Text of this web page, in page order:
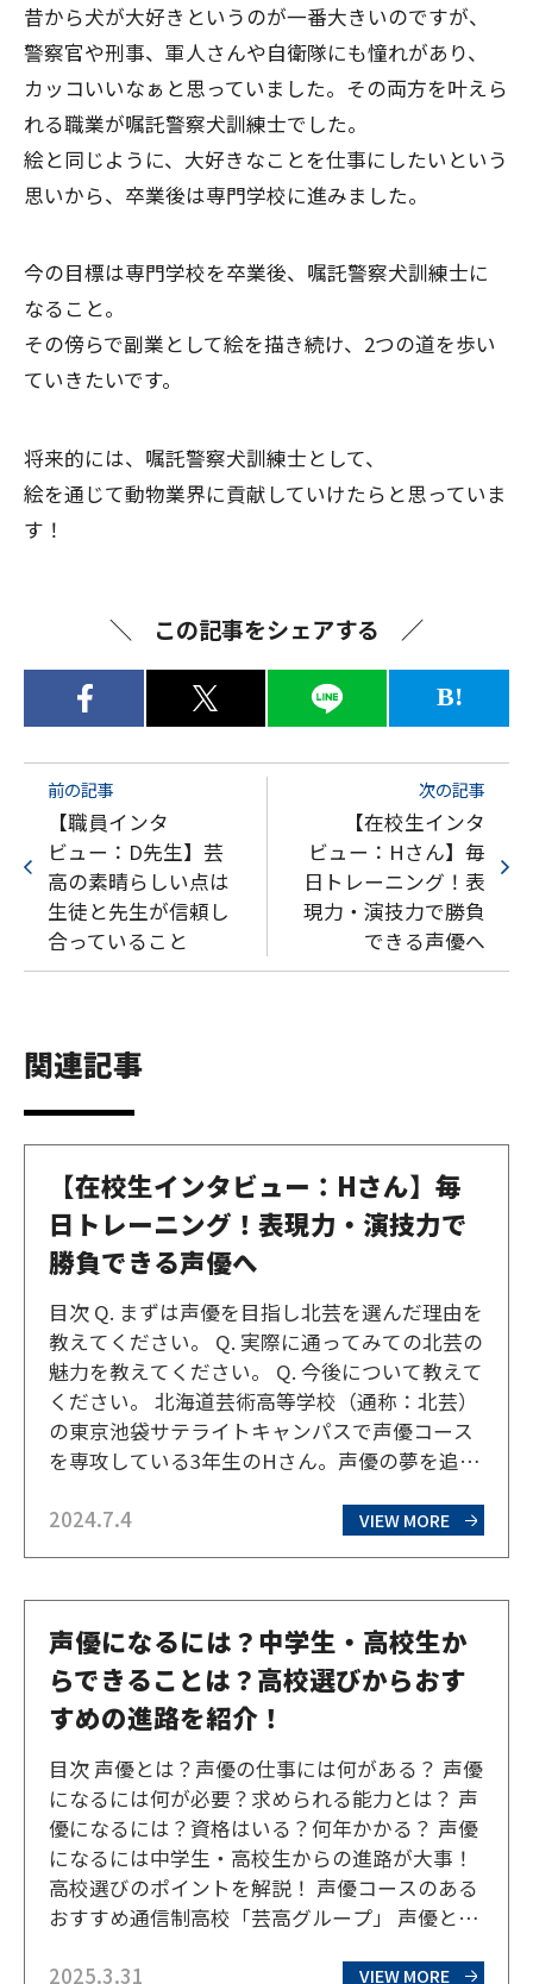
昔から犬が大好きというのが一番大きいのですが、
警察官や刑事、軍人さんや自衛隊にも憧れがあり、
カッコいいなぁと思っていました。その両方を叶えら
れる職業が嘱託警察犬訓練士でした。
絵と同じように、大好きなことを仕事にしたいという
思いから、卒業後は専門学校に進みました。
今の目標は専門学校を卒業後、嘱託警察犬訓練士に
なること。
その傍らで副業として絵を描き続け、2つの道を歩い
ていきたいです。
将来的には、嘱託警察犬訓練士として、
絵を通じて動物業界に貢献していけたらと思っていま
す！
この記事をシェアする
B!
前の記事
【職員インタ
ビュー：D先生】芸
高の素晴らしい点は
生徒と先生が信頼し
合っていること
次の記事
【在校生インタ
ビュー：Hさん】毎
日トレーニング！表
現力・演技力で勝負
できる声優へ
関連記事
【在校生インタビュー：Hさん】毎
日トレーニング！表現力・演技力で
勝負できる声優へ
目次 Q. まずは声優を目指し北芸を選んだ理由を
教えてください。 Q. 実際に通ってみての北芸の
魅力を教えてください。 Q. 今後について教えて
ください。 北海道芸術高等学校（通称：北芸）
の東京池袋サテライトキャンパスで声優コース
を専攻している3年生のHさん。声優の夢を追い
伺ってみた。 Q. まずは声優を目指し北芸を選ん
だ理由を教えてください。 声優に興味…
2024.7.4 VIEW MORE
声優になるには？中学生・高校生か
らできることは？高校選びからおす
すめの進路を紹介！
目次 声優とは？声優の仕事には何がある？ 声優
になるには何が必要？求められる能力とは？ 声
優になるには？資格はいる？何年かかる？ 声優
になるには中学生・高校生からの進路が大事！
高校選びのポイントを解説！ 声優コースのある
おすすめ通信制高校「芸高グループ」 声優と
使って様々な役割を演じる仕事です。アニメの
2025.3.31 VIEW MORE